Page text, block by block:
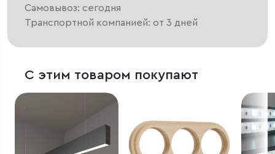
Самовывоз: сегодня
Транспортной компанией: от 3 дней
С этим товаром покупают